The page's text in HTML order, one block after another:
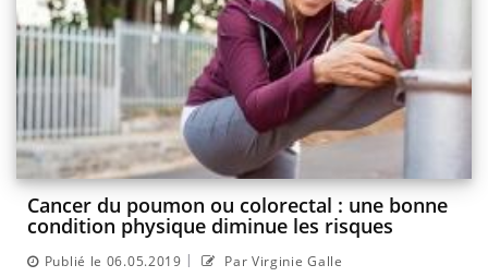
Cancer du poumon ou colorectal : une bonne
condition physique diminue les risques
Publié le 06.05.2019 | Par Virginie Galle